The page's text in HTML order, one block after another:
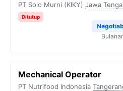
PT Solo Murni (KIKY) Jawa
Ditutup
Mechanical Operator
PT Nutrifood Indonesia